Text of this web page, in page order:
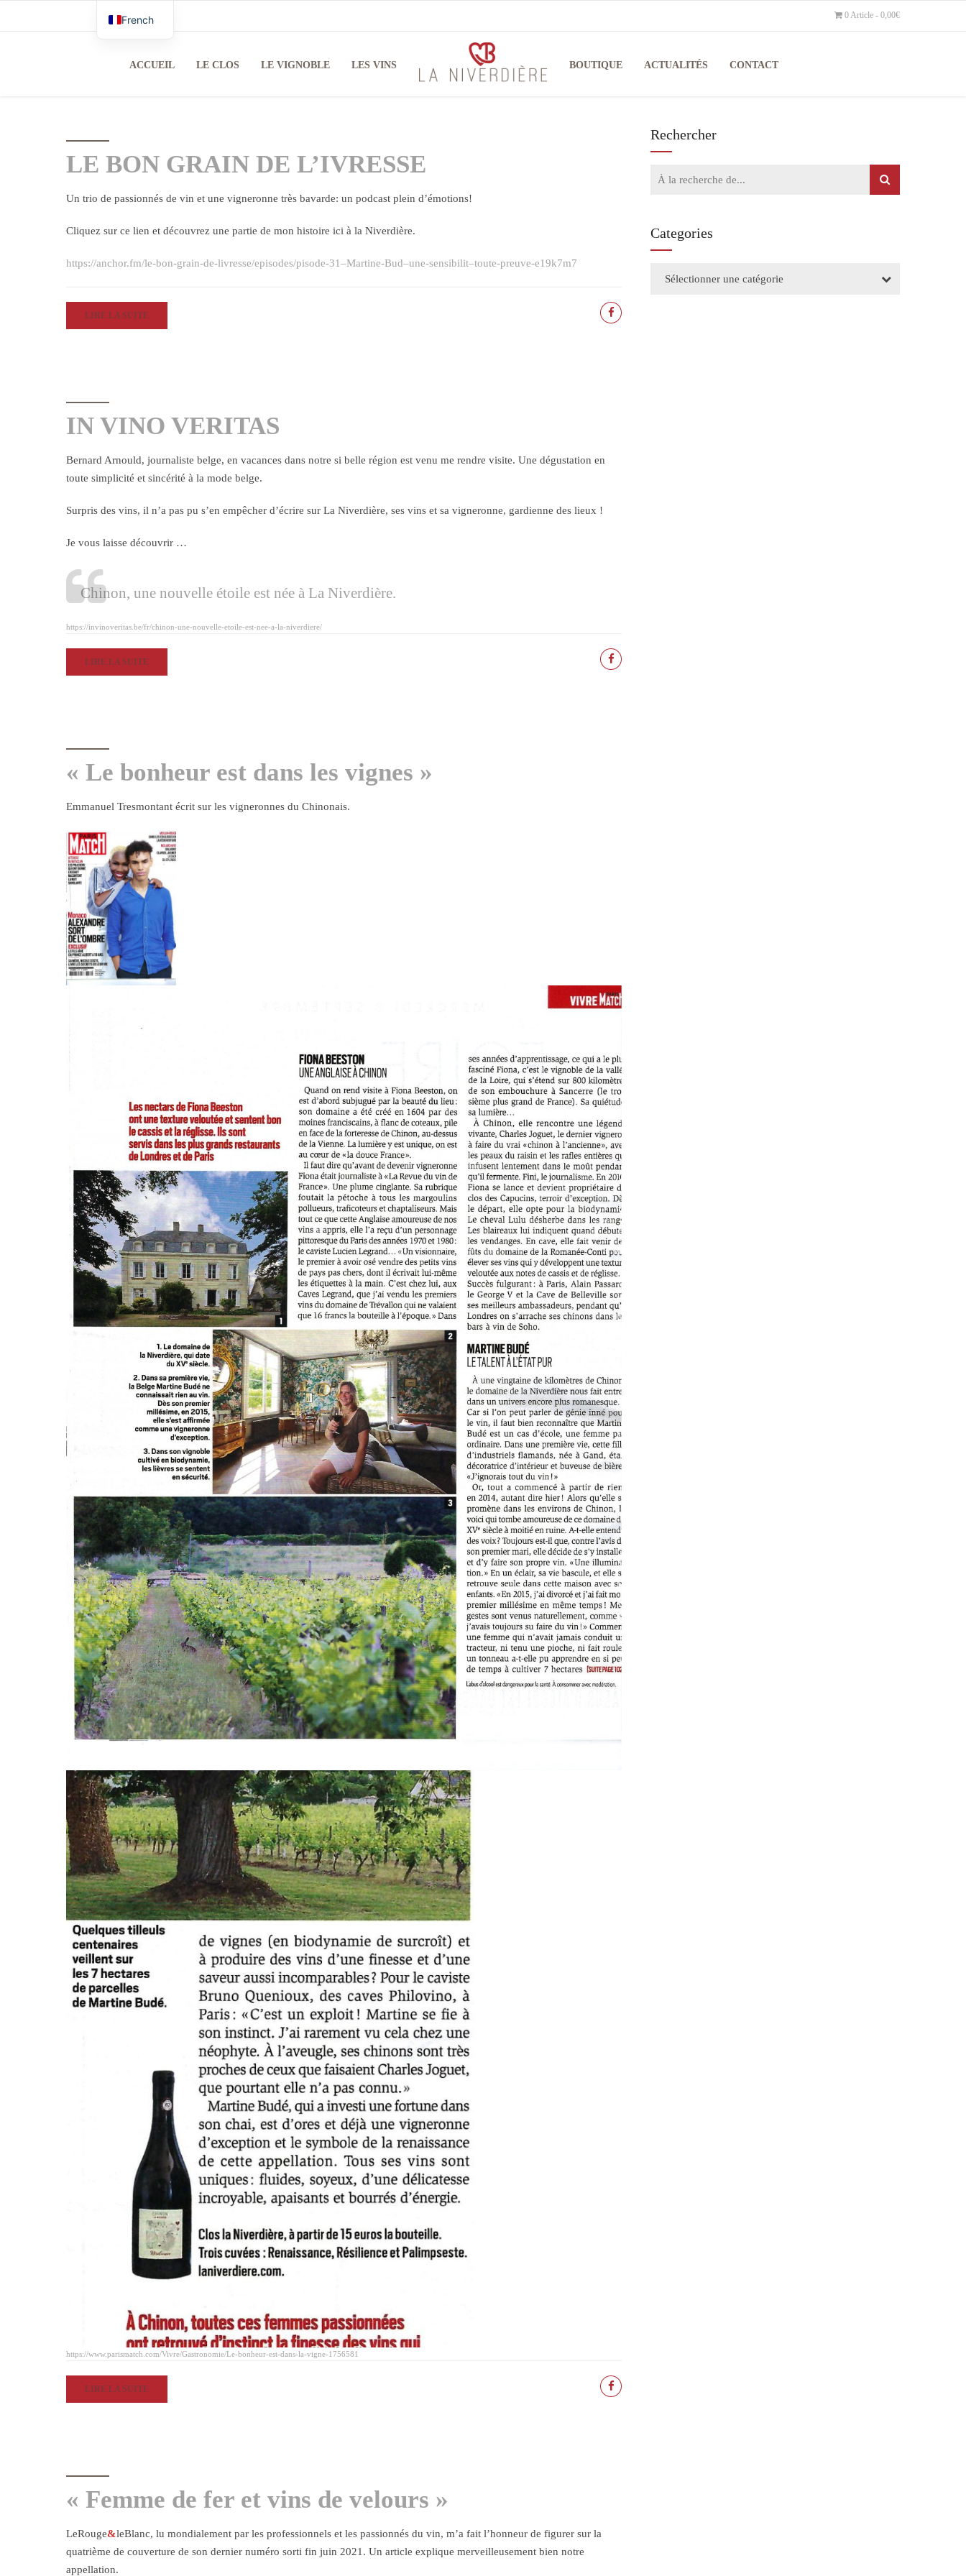
0 Article 0,00€
ACCUEIL LE CLOS LE VIGNOBLE LES VINS BOUTIQUE ACTUALITÉS CONTACT
LE BON GRAIN DE L’IVRESSE
Un trio de passionnés de vin et une vigneronne très bavarde: un podcast plein d’émotions!
Cliquez sur ce lien et découvrez une partie de mon histoire ici à la Niverdière.
https://anchor.fm/le-bon-grain-de-livresse/episodes/pisode-31–Martine-Bud–une-sensibilit–toute-preuve-e19k7m7
LIRE LA SUITE
IN VINO VERITAS
Bernard Arnould, journaliste belge, en vacances dans notre si belle région est venu me rendre visite. Une dégustation en
toute simplicité et sincérité à la mode belge.
Surpris des vins, il n’a pas pu s’en empêcher d’écrire sur La Niverdière, ses vins et sa vigneronne, gardienne des lieux !
Je vous laisse découvrir …
Chinon, une nouvelle étoile est née à La Niverdière.
https://invinoveritas.be/fr/chinon-une-nouvelle-etoile-est-nee-a-la-niverdiere/
LIRE LA SUITE
« Le bonheur est dans les vignes »
Emmanuel Tresmontant écrit sur les vigneronnes du Chinonais.
https://www.parismatch.com/Vivre/Gastronomie/Le-bonheur-est-dans-la-vigne-1756581
LIRE LA SUITE
« Femme de fer et vins de velours »
LeRouge&leBlanc, lu mondialement par les professionnels et les passionnés du vin, m’a fait l’honneur de figurer sur la
quatrième de couverture de son dernier numéro sorti fin juin 2021. Un article explique merveilleusement bien notre
appellation.
Rechercher
Categories
Sélectionner une catégorie
French